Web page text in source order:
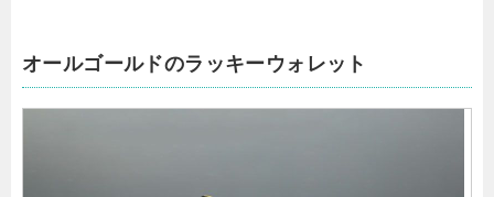
オールゴールドのラッキーウォレット